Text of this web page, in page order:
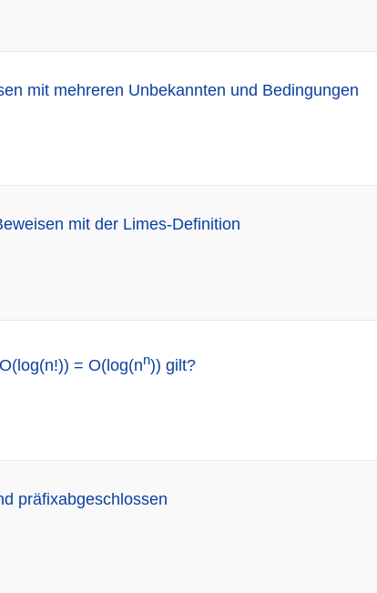
mit mehreren Unbekannten und Bedingungen
mit der Limes-Definition
= O(log(nn)) gilt?
präfixabgeschlossen